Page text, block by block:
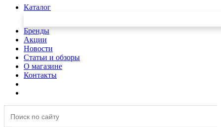
Каталог
Бренды
Акции
Новости
Статьи и обзоры
О магазине
Контакты